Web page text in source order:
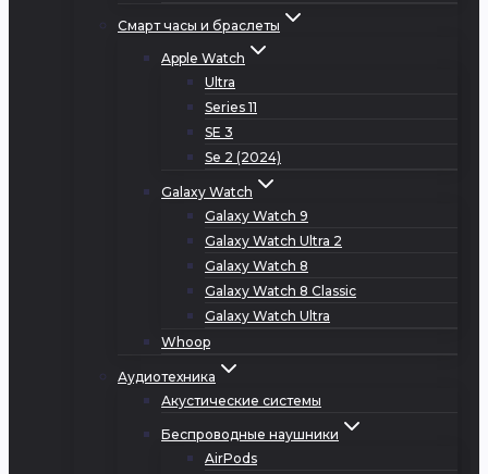
Смарт часы и браслеты
Apple Watch
Ultra
Series 11
SE 3
Se 2 (2024)
Galaxy Watch
Galaxy Watch 9
Galaxy Watch Ultra 2
Galaxy Watch 8
Galaxy Watch 8 Classic
Galaxy Watch Ultra
Whoop
Аудиотехника
Акустические системы
Беспроводные наушники
AirPods